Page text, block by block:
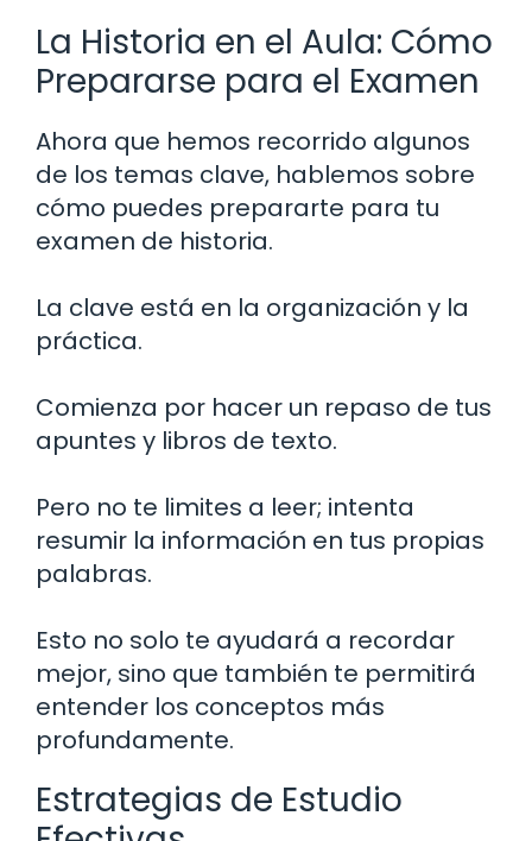
La Historia en el Aula: Cómo
Prepararse para el Examen
Ahora que hemos recorrido algunos
de los temas clave, hablemos sobre
cómo puedes prepararte para tu
examen de historia.
La clave está en la organización y la
práctica.
Comienza por hacer un repaso de tus
apuntes y libros de texto.
Pero no te limites a leer; intenta
resumir la información en tus propias
palabras.
Esto no solo te ayudará a recordar
mejor, sino que también te permitirá
entender los conceptos más
profundamente.
Estrategias de Estudio